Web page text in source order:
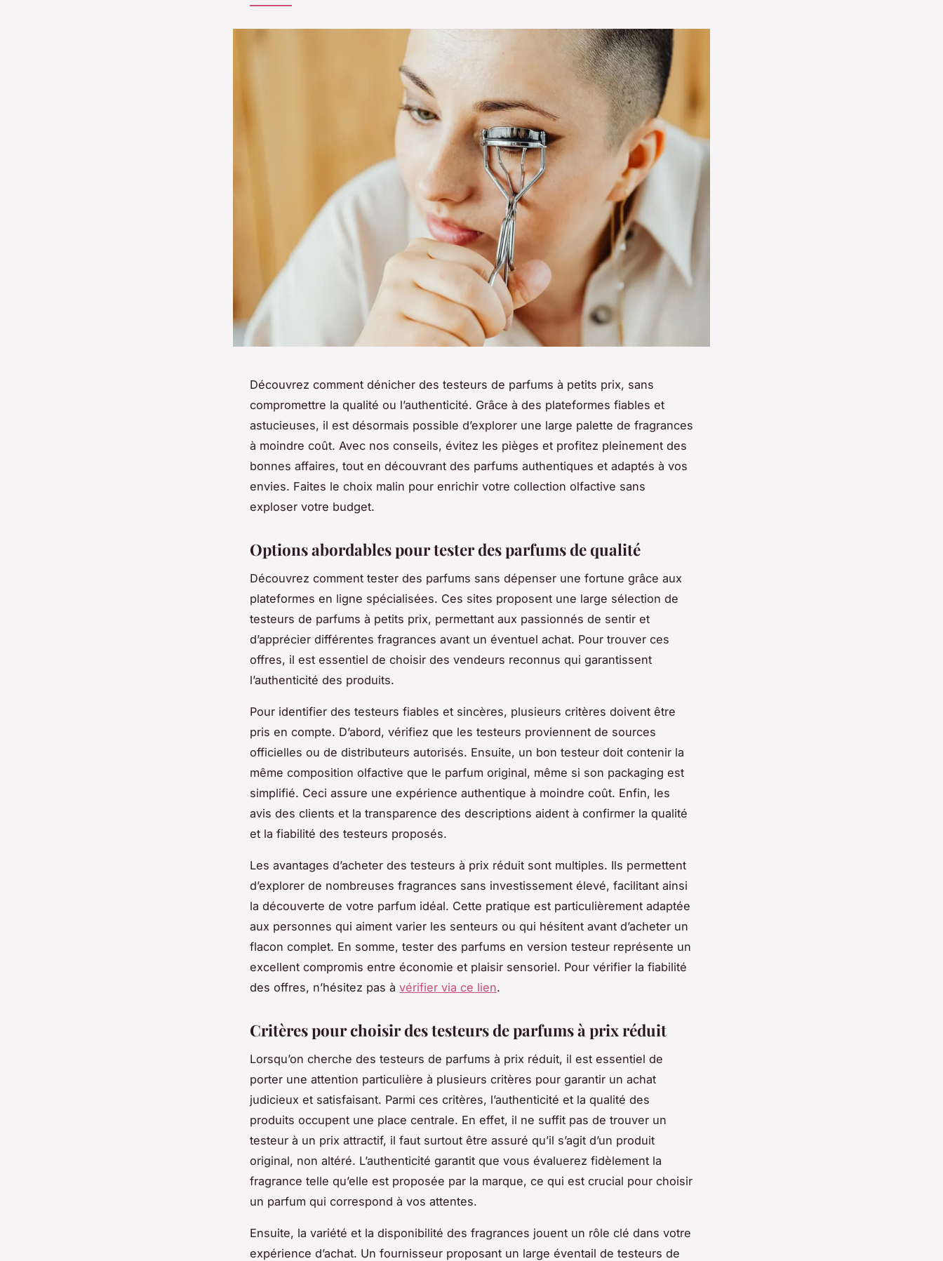
Découvrez comment dénicher des testeurs de parfums à petits prix, sans
compromettre la qualité ou l’authenticité. Grâce à des plateformes fiables et
astucieuses, il est désormais possible d’explorer une large palette de fragrances
à moindre coût. Avec nos conseils, évitez les pièges et profitez pleinement des
bonnes affaires, tout en découvrant des parfums authentiques et adaptés à vos
envies. Faites le choix malin pour enrichir votre collection olfactive sans
exploser votre budget.
Options abordables pour tester des parfums de qualité
Découvrez comment tester des parfums sans dépenser une fortune grâce aux
plateformes en ligne spécialisées. Ces sites proposent une large sélection de
testeurs de parfums à petits prix, permettant aux passionnés de sentir et
d’apprécier différentes fragrances avant un éventuel achat. Pour trouver ces
offres, il est essentiel de choisir des vendeurs reconnus qui garantissent
l’authenticité des produits.
Pour identifier des testeurs fiables et sincères, plusieurs critères doivent être
pris en compte. D’abord, vérifiez que les testeurs proviennent de sources
officielles ou de distributeurs autorisés. Ensuite, un bon testeur doit contenir la
même composition olfactive que le parfum original, même si son packaging est
simplifié. Ceci assure une expérience authentique à moindre coût. Enfin, les
avis des clients et la transparence des descriptions aident à confirmer la qualité
et la fiabilité des testeurs proposés.
Les avantages d’acheter des testeurs à prix réduit sont multiples. Ils permettent
d’explorer de nombreuses fragrances sans investissement élevé, facilitant ainsi
la découverte de votre parfum idéal. Cette pratique est particulièrement adaptée
aux personnes qui aiment varier les senteurs ou qui hésitent avant d’acheter un
flacon complet. En somme, tester des parfums en version testeur représente un
excellent compromis entre économie et plaisir sensoriel. Pour vérifier la fiabilité
des offres, n’hésitez pas à vérifier via ce lien.
Critères pour choisir des testeurs de parfums à prix réduit
Lorsqu’on cherche des testeurs de parfums à prix réduit, il est essentiel de
porter une attention particulière à plusieurs critères pour garantir un achat
judicieux et satisfaisant. Parmi ces critères, l’authenticité et la qualité des
produits occupent une place centrale. En effet, il ne suffit pas de trouver un
testeur à un prix attractif, il faut surtout être assuré qu’il s’agit d’un produit
original, non altéré. L’authenticité garantit que vous évaluerez fidèlement la
fragrance telle qu’elle est proposée par la marque, ce qui est crucial pour choisir
un parfum qui correspond à vos attentes.
Ensuite, la variété et la disponibilité des fragrances jouent un rôle clé dans votre
expérience d’achat. Un fournisseur proposant un large éventail de testeurs de